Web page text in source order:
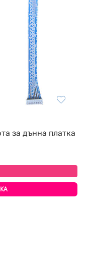
за дънна платка